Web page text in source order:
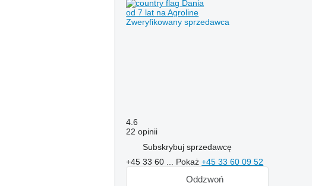
Dania
od 7 lat na Agroline
Zweryfikowany sprzedawca
4.6
22 opinii
Subskrybuj sprzedawcę
+45 33 60 ... Pokaż+45 33 60 09 52
Oddzwoń